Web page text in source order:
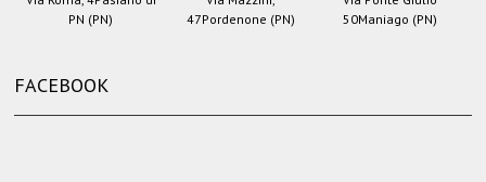
PN (PN)
47Pordenone (PN)
50Maniago (PN)
FACEBOOK